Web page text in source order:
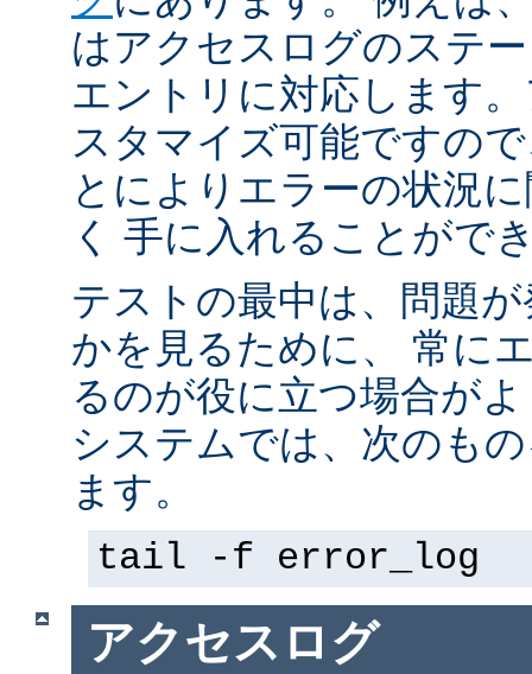
はアクセスログのステ
エントリに対応します
スタマイズ可能ですの
とによりエラーの状況
く 手に入れることがで
テストの最中は、問題
かを見るために、 常に
るのが役に立つ場合が
システムでは、次のも
ます。
tail -f error_log
アクセスログ